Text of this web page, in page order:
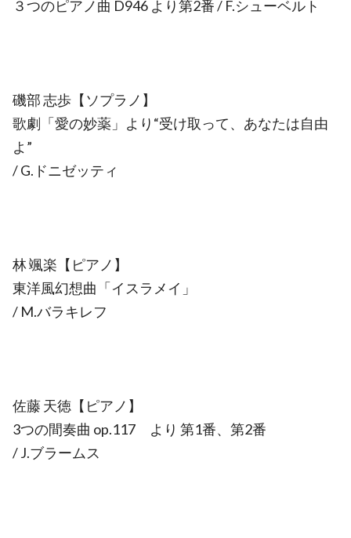
３つのピアノ曲 D946 より第2番 / F.シューベルト
磯部 志歩【ソプラノ】
歌劇「愛の妙薬」より“受け取って、あなたは自由
よ”
/ G.ドニゼッティ
林 颯楽【ピアノ】
東洋風幻想曲「イスラメイ」
/ M.バラキレフ
佐藤 天徳【ピアノ】
3つの間奏曲 op.117 より 第1番、第2番
/ J.ブラームス